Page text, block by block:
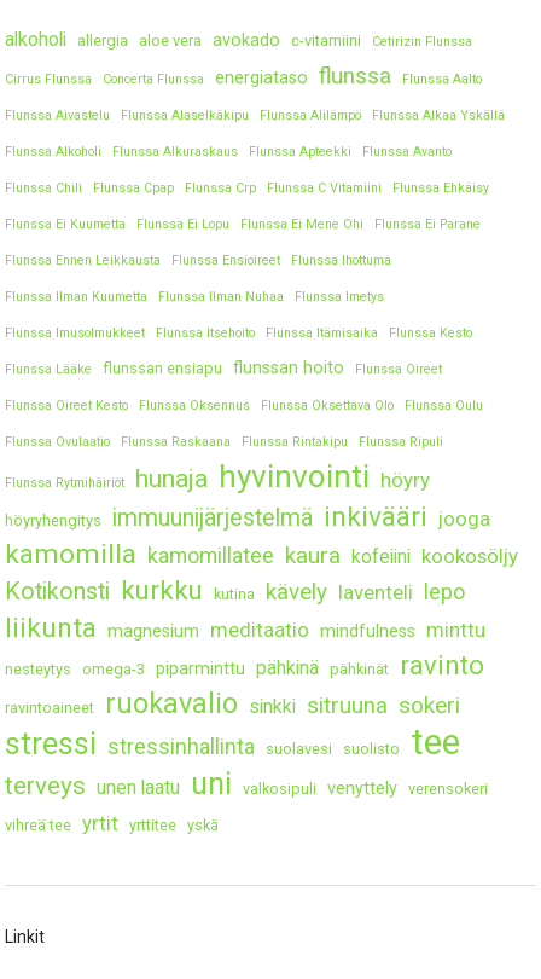
alkoholi allergia aloe vera avokado c-vitamiini Cetirizin Flunssa
Cirrus Flunssa Concerta Flunssa energiataso flunssa Flunssa Aalto
Flunssa Aivastelu Flunssa Alaselkäkipu Flunssa Alilämpö Flunssa Alkaa Yskällä
Flunssa Alkoholi Flunssa Alkuraskaus Flunssa Apteekki Flunssa Avanto
Flunssa Chili Flunssa Cpap Flunssa Crp Flunssa C Vitamiini Flunssa Ehkäisy
Flunssa Ei Kuumetta Flunssa Ei Lopu Flunssa Ei Mene Ohi Flunssa Ei Parane
Flunssa Ennen Leikkausta Flunssa Ensioireet Flunssa Ihottuma
Flunssa Ilman Kuumetta Flunssa Ilman Nuhaa Flunssa Imetys
Flunssa Imusolmukkeet Flunssa Itsehoito Flunssa Itämisaika Flunssa Kesto
Flunssa Lääke flunssan ensiapu flunssan hoito Flunssa Oireet
Flunssa Oireet Kesto Flunssa Oksennus Flunssa Oksettava Olo Flunssa Oulu
Flunssa Ovulaatio Flunssa Raskaana Flunssa Rintakipu Flunssa Ripuli
Flunssa Rytmihäiriöt hunaja hyvinvointi höyry
höyryhengitys immuunijärjestelmä inkivääri jooga
kamomilla kamomillatee kaura kofeiini kookosöljy
Kotikonsti kurkku kutina kävely laventeli lepo
liikunta magnesium meditaatio mindfulness minttu
nesteytys omega-3 piparminttu pähkinä pähkinät ravinto
ravintoaineet ruokavalio sinkki sitruuna sokeri
stressi stressinhallinta suolavesi suolisto tee
terveys unen laatu uni valkosipuli venyttely
verensokeri
vihreä tee
yrtit yrttitee yskä
Linkit